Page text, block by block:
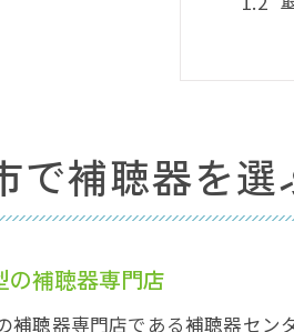
補聴
で補聴器を
の補聴器専門店
補聴器専門店である補聴器セン